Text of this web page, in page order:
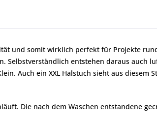
und somit wirklich perfekt für Projekte
Selbstverständlich entstehen daraus auch
Auch ein XXL Halstuch sieht aus diesem
Die nach dem Waschen entstandene